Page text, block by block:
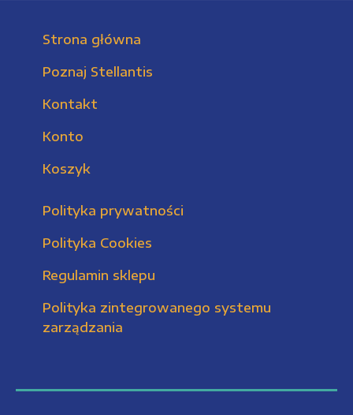
Strona główna
Poznaj Stellantis
Kontakt
Konto
Koszyk
Polityka prywatności
Polityka Cookies
Regulamin sklepu
Polityka zintegrowanego systemu
zarządzania